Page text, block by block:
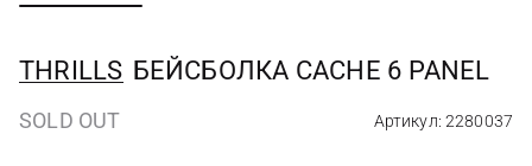
THRILLS БЕЙСБОЛКА CACHE 6 PANEL
SOLD OUT Артикул: 2280037